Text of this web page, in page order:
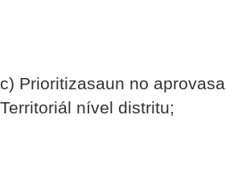
c) Prioritizasaun no
Territoriál nível distritu;